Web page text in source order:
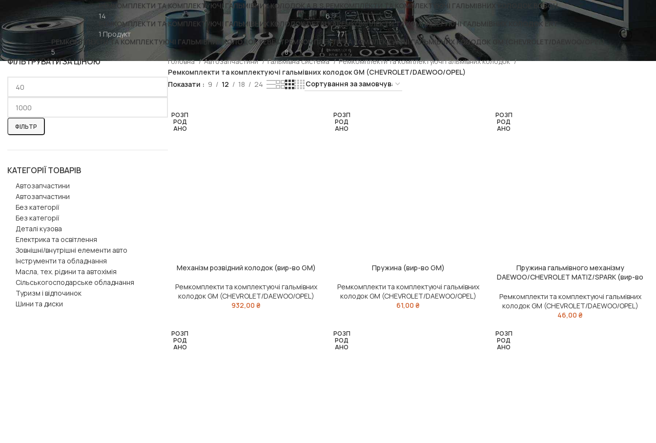
РЕМКОМПЛЕКТИ ТА КОМПЛЕКТУЮЧІ ГАЛЬМІВНИХ КОЛОДОК A.B.S.
14
РЕМКОМПЛЕКТИ ТА КОМПЛЕКТУЮЧІ ГАЛЬМІВНИХ КОЛОДОК BOSCH
6
РЕМКОМПЛЕКТИ ТА КОМПЛЕКТУЮЧІ ГАЛЬМІВНИХ КОЛОДОК DETALKA
1 Продукт
РЕМКОМПЛЕКТИ ТА КОМПЛЕКТУЮЧІ ГАЛЬМІВНИХ КОЛОДОК ERT
77
РЕМКОМПЛЕКТИ ТА КОМПЛЕКТУЮЧІ ГАЛЬМІВНИХ КОЛОДОК FEBEST
5
РЕМКОМПЛЕКТИ ТА КОМПЛЕКТУЮЧІ ГАЛЬМІВНИХ КОЛОДОК GM (CHEVROLET/DAEWOO/OPEL)
8
ФІЛЬТРУВАТИ ЗА ЦІНОЮ
ФІЛЬТР
КАТЕГОРІЇ ТОВАРІВ
Автозапчастини
Автозапчастини
Без категорії
Без категорії
Деталі кузова
Електрика та освітлення
Зовнішні/внутрішні елементи авто
Інструменти та обладнання
Масла, тех. рідини та автохімія
Сільськогосподарське обладнання
Туризм і відпочинок
Шини та диски
Головна Автозапчастини Гальмівна система
Ремкомплекти та комплектуючі гальмівних колодок
Ремкомплекти та комплектуючі гальмівних колодок GM (CHEVROLET/DAEWOO/OPEL)
Показати
9 12 18 24
РОЗП
РОД
АНО
ЧИТАТИ ДАЛІ
Механізм розвідний колодок (вир-во GM)
Ремкомплекти та комплектуючі гальмівних
колодок GM (CHEVROLET/DAEWOO/OPEL)
932,00₴
РОЗП
РОД
АНО
ЧИТАТИ ДАЛІПружина (вир-во GM)
Ремкомплекти та комплектуючі гальмівних
колодок GM (CHEVROLET/DAEWOO/OPEL)
61,00₴
РОЗП
РОД
АНО
ЧИТАТИ ДАЛІПружина гальмівного механізму
DAEWOO/CHEVROLET MATIZ/SPARK (вир-во
Ремкомплекти та комплектуючі гальмівних
колодок GM (CHEVROLET/DAEWOO/OPEL)
46,00₴
РОЗП
РОД
АНО
РОЗП
РОД
АНО
РОЗП
РОД
АНО